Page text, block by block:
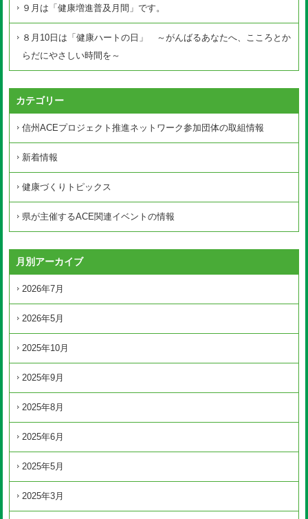
９月は「健康増進普及月間」です。
８月10日は「健康ハートの日」 ～がんばるあなたへ、こころとか
らだにやさしい時間を～
カテゴリー
信州ACEプロジェクト推進ネットワーク参加団体の取組情報
新着情報
健康づくりトピックス
県が主催するACE関連イベントの情報
月別アーカイブ
2026年7月
2026年5月
2025年10月
2025年9月
2025年8月
2025年6月
2025年5月
2025年3月